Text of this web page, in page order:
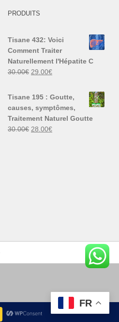
PRODUITS
Tisane 432: Voici
Comment Traiter
Naturellement l'Hépatite C
30.00€ Le
30.00€.
29.00€Le
est :
Tisane 195 : Goutte,
causes, symptômes,
Traitement Naturel Goutte
30.00€ Le
28.00€Le
FR